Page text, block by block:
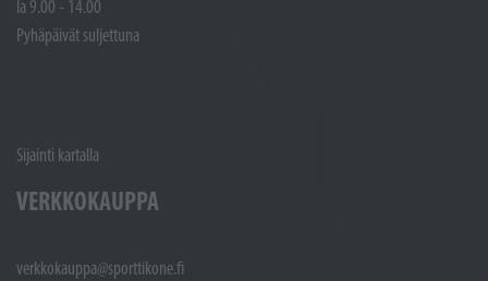
la 9.00 - 14.00
Pyhäpäivät suljettuna
Sijainti kartalla
VERKKOKAUPPA
verkkokauppa@sporttikone.fi